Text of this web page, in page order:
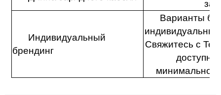
Индивидуальный
брендинг
Варианты
Свяжитесь с